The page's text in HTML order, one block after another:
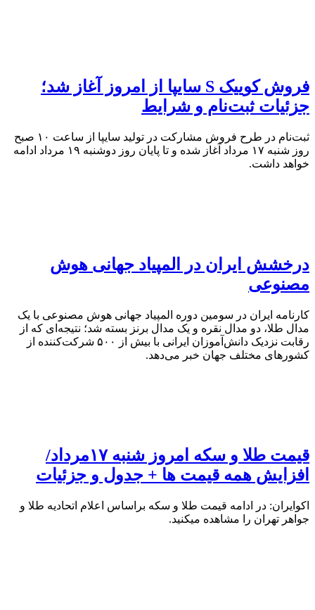
فروش کوییک S سایپا از امروز آغاز شد؛
جزئیات ثبت‌نام و شرایط
ثبت‌نام در طرح فروش مشارکت در تولید سایپا از ساعت ۱۰ صبح
روز شنبه ۱۷ مرداد آغاز شده و تا پایان روز دوشنبه ۱۹ مرداد ادامه
خواهد داشت.
درخشش ایران در المپیاد جهانی هوش
مصنوعی
کارنامه ایران در سومین دوره المپیاد جهانی هوش مصنوعی با یک
مدال طلا، دو مدال نقره و یک مدال برنز بسته شد؛ نتیجه‌ای که از
رقابت نزدیک دانش‌آموزان ایرانی با بیش از ۵۰۰ شرکت‌کننده از
کشورهای مختلف جهان خبر می‌دهد.
قیمت طلا و سکه امروز شنبه ۱۷مرداد/
افزایش همه قیمت ها + جدول و جزئیات
اکوایران: در ادامه قیمت طلا و سکه براساس اعلام اتحادیه طلا و
جواهر تهران را مشاهده میکنید.